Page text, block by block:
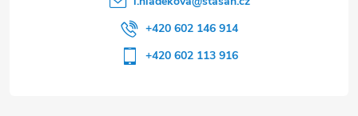
+420 602 146 914
+420 602 113 916